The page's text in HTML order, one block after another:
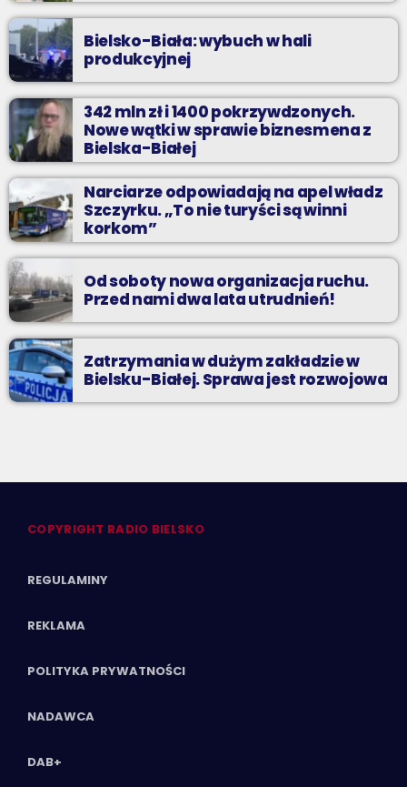
Bielsko-Biała: wybuch w hali
produkcyjnej
342 mln zł i 1400 pokrzywdzonych.
Nowe wątki w sprawie biznesmena z
Bielska-Białej
Narciarze odpowiadają na apel władz
Szczyrku. „To nie turyści są winni
korkom”
Od soboty nowa organizacja ruchu.
Przed nami dwa lata utrudnień!
Zatrzymania w dużym zakładzie w
Bielsku-Białej. Sprawa jest rozwojowa
COPYRIGHT RADIO BIELSKO
REGULAMINY
REKLAMA
POLITYKA PRYWATNOŚCI
NADAWCA
DAB+